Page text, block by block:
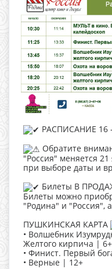
РАСПИСАНИЕ 16 -
Обратите
"Россия" меняется
при выборе даты и
Билеты В
Билеты можно
"Родина" и "Россия",
ПУШКИНСКАЯ КАРТА
• Волшебник
Желтого кирпича | 6+
• Финист. Первый
• Верные | 12+